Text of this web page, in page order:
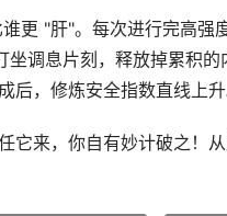
更 "肝"。每次进行完高强
调息片刻，释放掉累积
后，修炼安全指数直线上升
它来，你自有妙计破之！